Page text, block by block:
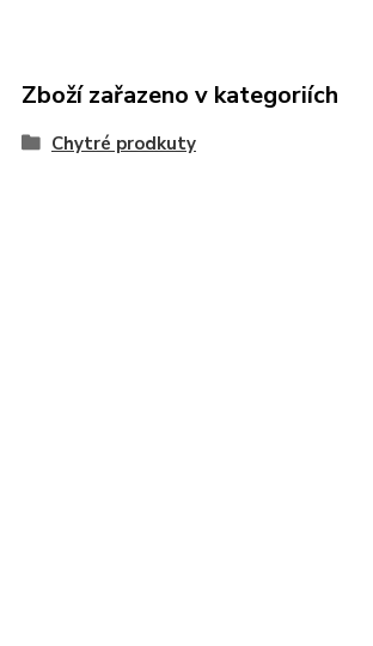
Zboží zařazeno v kategoriích
Chytré prodkuty